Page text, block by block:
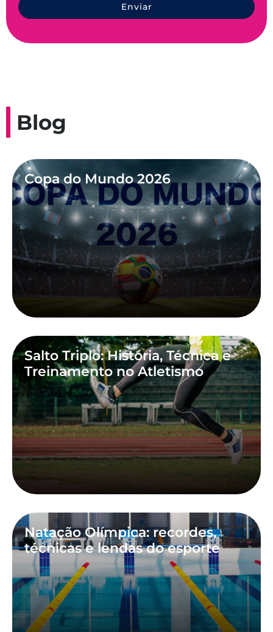
Enviar
Blog
Copa do Mundo 2026
Salto Triplo: História, Técnica e
Treinamento no Atletismo
Natação Olímpica: recordes,
técnicas e lendas do esporte